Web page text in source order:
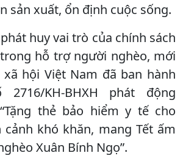
sản xuất, ổn định cuộc sống.
huy vai trò của chính sách
hỗ trợ người nghèo, mới
xã hội Việt Nam đã ban hành
KH-BHXH phát động
thẻ bảo hiểm y tế cho
khó khăn, mang Tết ấm
Xuân Bính Ngọ”.